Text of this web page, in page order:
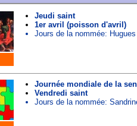
Jeudi saint
1er avril (poisson d'avril)
Jours de la nommée: Hugues
Journée mondiale de la
Vendredi saint
Jours de la nommée: